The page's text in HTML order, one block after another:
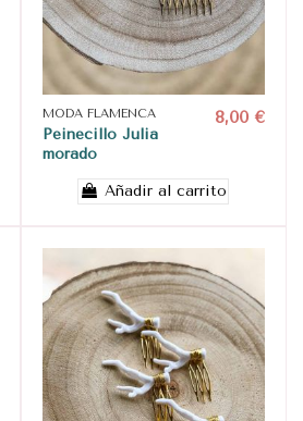
MODA FLAMENCA
Peinecillo Julia
morado
8,00 €
Añadir al carrito